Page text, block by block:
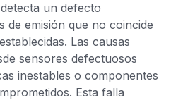
un defecto
de emisión que no coincide
Las causas
sensores defectuosos
inestables o componentes
Esta falla